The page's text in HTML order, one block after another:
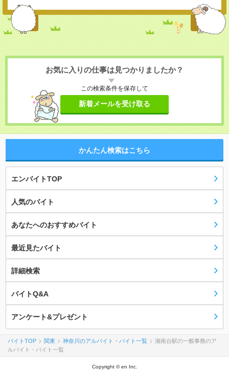
お気に入りの仕事は見つかりましたか？
この検索条件を保存して
新着メールを受け取る
かんたん検索はこちら
エンバイトTOP
人気のバイト
あなたへのおすすめバイト
最近見たバイト
詳細検索
バイトQ&A
アンケート&プレゼント
バイトTOP 関東 神奈川のアルバイト・バイト一覧
湘南台駅の一般事務のア
ルバイト・バイト一覧
Copyright © en Inc.